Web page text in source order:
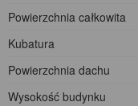
Powierzchnia całkowita
Kubatura
Powierzchnia dachu
Wysokość budynku